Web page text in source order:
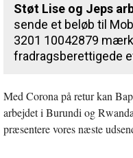
Støt Lise og Jeps
sende et beløb til
3201 10042879
fradragsberettigede
Med Corona på retur kan
arbejdet i Burundi og
præsentere vores næste